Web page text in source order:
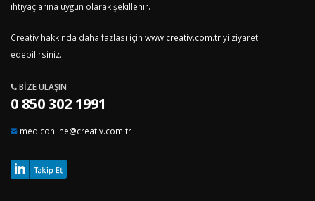
ihtiyaçlarına uygun olarak şekillenir.
Creativ hakkında daha fazlası için www.creativ.com.tryi ziyaret
edebilirsiniz.
BIZE ULAŞIN
0 850 302 1991
mediconline@creativ.com.tr